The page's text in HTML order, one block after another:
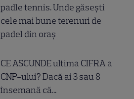
padle tennis. Unde găsești
cele mai bune terenuri de
padel din oraș
CE ASCUNDE ultima CIFRA a
CNP-ului? Dacă ai 3 sau 8
însemană că...